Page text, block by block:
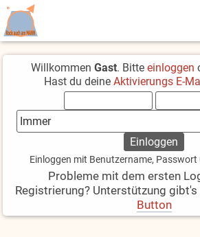
Willkommen Gast. Bitte einloggen
Hast du deine Aktivierungs E-
Einloggen mit Benutzername,
Probleme mit dem ersten
Registrierung? Unterstützung gibt's
Button